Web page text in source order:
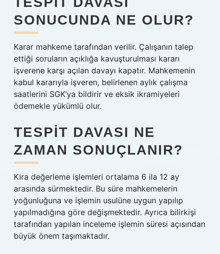
SONUCUNDA NE OLUR?
Karar mahkeme tarafından verilir. Çalışanın talep
ettiği soruların açıklığa kavuşturulması kararı
işverene karşı açılan davayı kapatır. Mahkemenin
kabul kararıyla işveren, belirlenen aylık çalışma
saatlerini SGK’ya bildirir ve eksik ikramiyeleri
ödemekle yükümlü olur.
TESPIT DAVASI NE
ZAMAN SONUÇLANIR?
Kira değerleme işlemleri ortalama 6 ila 12 ay
arasında sürmektedir. Bu süre mahkemelerin
yoğunluğuna ve işlemin usulüne uygun yapılıp
yapılmadığına göre değişmektedir. Ayrıca bilirkişi
tarafından yapılan inceleme işlemin süresi açısından
büyük önem taşımaktadır.